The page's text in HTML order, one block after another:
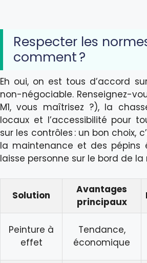
Respecter les
comment ?
Eh oui, on est tous d’accord
non-négociable. Renseignez-
M1, vous maîtrisez ?), la
locaux et l’accessibilité pour
sur les contrôles : un bon choix,
la maintenance et des pépins
laisse personne sur le bord de la
Solution
Avantages
principaux
Peinture à
effet
Tendance,
économique